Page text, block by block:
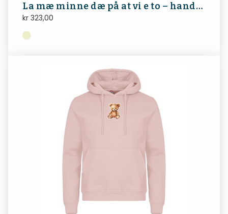
La mæ minne dæ på at vi e to – handlenett
kr 323,00